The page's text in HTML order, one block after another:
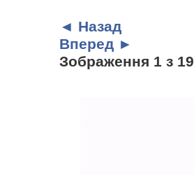
◄ Назад
Вперед ►
Зображення 1 з 19